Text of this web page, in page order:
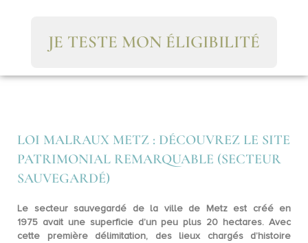
JE TESTE MON ÉLIGIBILITÉ
LOI MALRAUX METZ : DÉCOUVREZ LE SITE
PATRIMONIAL REMARQUABLE (SECTEUR
SAUVEGARDÉ)
Le secteur sauvegardé de la ville de Metz est créé en
1975 avait une superficie d’un peu plus 20 hectares. Avec
cette première délimitation, des lieux chargés d’histoire